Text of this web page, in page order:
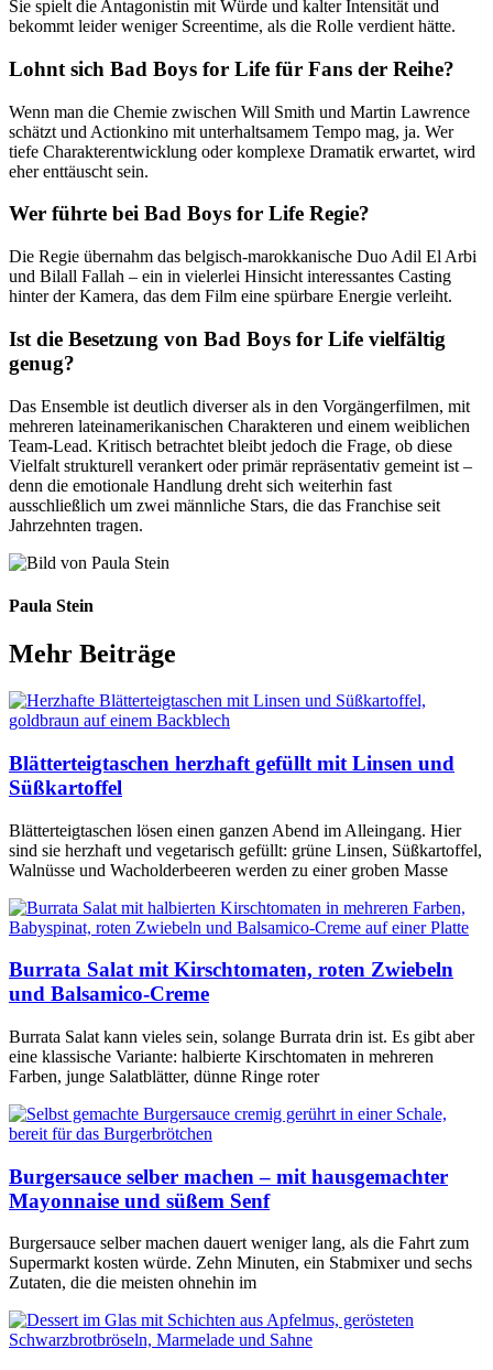
Sie spielt die Antagonistin mit Würde und kalter Intensität und
bekommt leider weniger Screentime, als die Rolle verdient hätte.
Lohnt sich Bad Boys for Life für Fans der Reihe?
Wenn man die Chemie zwischen Will Smith und Martin Lawrence
schätzt und Actionkino mit unterhaltsamem Tempo mag, ja. Wer
tiefe Charakterentwicklung oder komplexe Dramatik erwartet, wird
eher enttäuscht sein.
Wer führte bei Bad Boys for Life Regie?
Die Regie übernahm das belgisch-marokkanische Duo Adil El Arbi
und Bilall Fallah – ein in vielerlei Hinsicht interessantes Casting
hinter der Kamera, das dem Film eine spürbare Energie verleiht.
Ist die Besetzung von Bad Boys for Life vielfältig
genug?
Das Ensemble ist deutlich diverser als in den Vorgängerfilmen, mit
mehreren lateinamerikanischen Charakteren und einem weiblichen
Team-Lead. Kritisch betrachtet bleibt jedoch die Frage, ob diese
Vielfalt strukturell verankert oder primär repräsentativ gemeint ist –
denn die emotionale Handlung dreht sich weiterhin fast
ausschließlich um zwei männliche Stars, die das Franchise seit
Jahrzehnten tragen.
Paula Stein
Mehr Beiträge
Blätterteigtaschen herzhaft gefüllt mit Linsen und
Süßkartoffel
Blätterteigtaschen lösen einen ganzen Abend im Alleingang. Hier
sind sie herzhaft und vegetarisch gefüllt: grüne Linsen, Süßkartoffel,
Walnüsse und Wacholderbeeren werden zu einer groben Masse
Burrata Salat mit Kirschtomaten, roten Zwiebeln
und Balsamico-Creme
Burrata Salat kann vieles sein, solange Burrata drin ist. Es gibt aber
eine klassische Variante: halbierte Kirschtomaten in mehreren
Farben, junge Salatblätter, dünne Ringe roter
Burgersauce selber machen – mit hausgemachter
Mayonnaise und süßem Senf
Burgersauce selber machen dauert weniger lang, als die Fahrt zum
Supermarkt kosten würde. Zehn Minuten, ein Stabmixer und sechs
Zutaten, die die meisten ohnehin im